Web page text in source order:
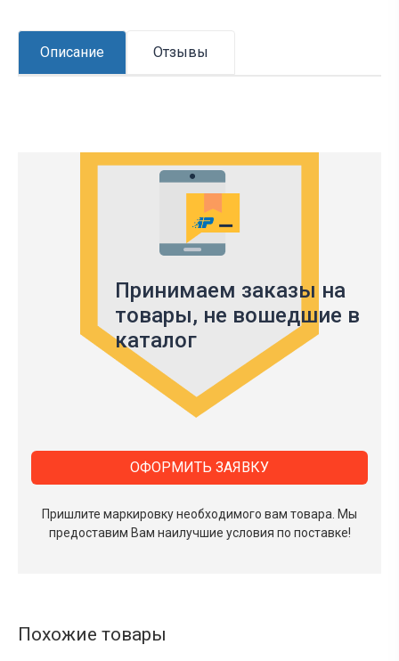
Описание Отзывы
Принимаем заказы на
товары, не вошедшие в
каталог
Пришлите маркировку необходимого вам товара. Мы
предоставим Вам наилучшие условия по поставке!
ОФОРМИТЬ ЗАЯВКУ
Похожие товары